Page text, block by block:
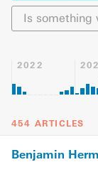
Is something
2022
454 ARTICLES
Benjamin